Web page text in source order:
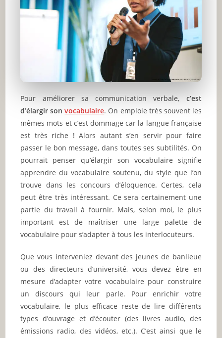
Pour améliorer sa communication verbale, c’est
d’élargir sonvocabulaire. On emploie très souvent les
mêmes mots et c’est dommage car la langue française
est très riche ! Alors autant s’en servir pour faire
passer le bon message, dans toutes ses subtilités. On
pourrait penser qu’élargir son vocabulaire signifie
apprendre du vocabulaire soutenu, du style que l’on
trouve dans les concours d’éloquence. Certes, cela
peut être très intéressant. Ce sera certainement une
partie du travail à fournir. Mais, selon moi, le plus
important est de maîtriser une large palette de
vocabulaire pour s’adapter à tous les interlocuteurs.
Que vous interveniez devant des jeunes de banlieue
ou des directeurs d’université, vous devez être en
mesure d’adapter votre vocabulaire pour construire
un discours qui leur parle. Pour enrichir votre
vocabulaire, le plus efficace reste de lire différents
types d’ouvrage et d’écouter (des livres audio, des
émissions radio, des vidéos, etc.). C’est ainsi que le